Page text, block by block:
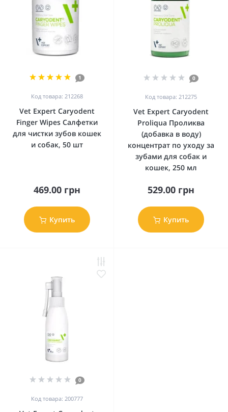
1
Код товара: 212268
Vet Expert Caryodent
Finger Wipes Салфетки
для чистки зубов кошек
и собак, 50 шт
469.00 грн
Купить
0
Код товара: 212275
Vet Expert Caryodent
Proliqua Проликва
(добавка в воду)
концентрат по уходу за
зубами для собак и
кошек, 250 мл
529.00 грн
Купить
0
Код товара: 200777